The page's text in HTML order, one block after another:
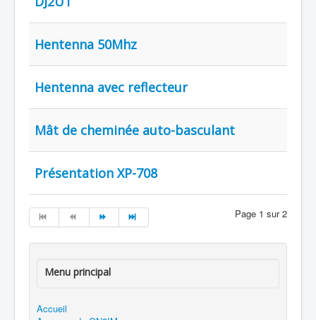
Hentenna 50Mhz
Hentenna avec reflecteur
Mât de cheminée auto-basculant
Présentation XP-708
Page 1 sur 2
Menu principal
Accueil